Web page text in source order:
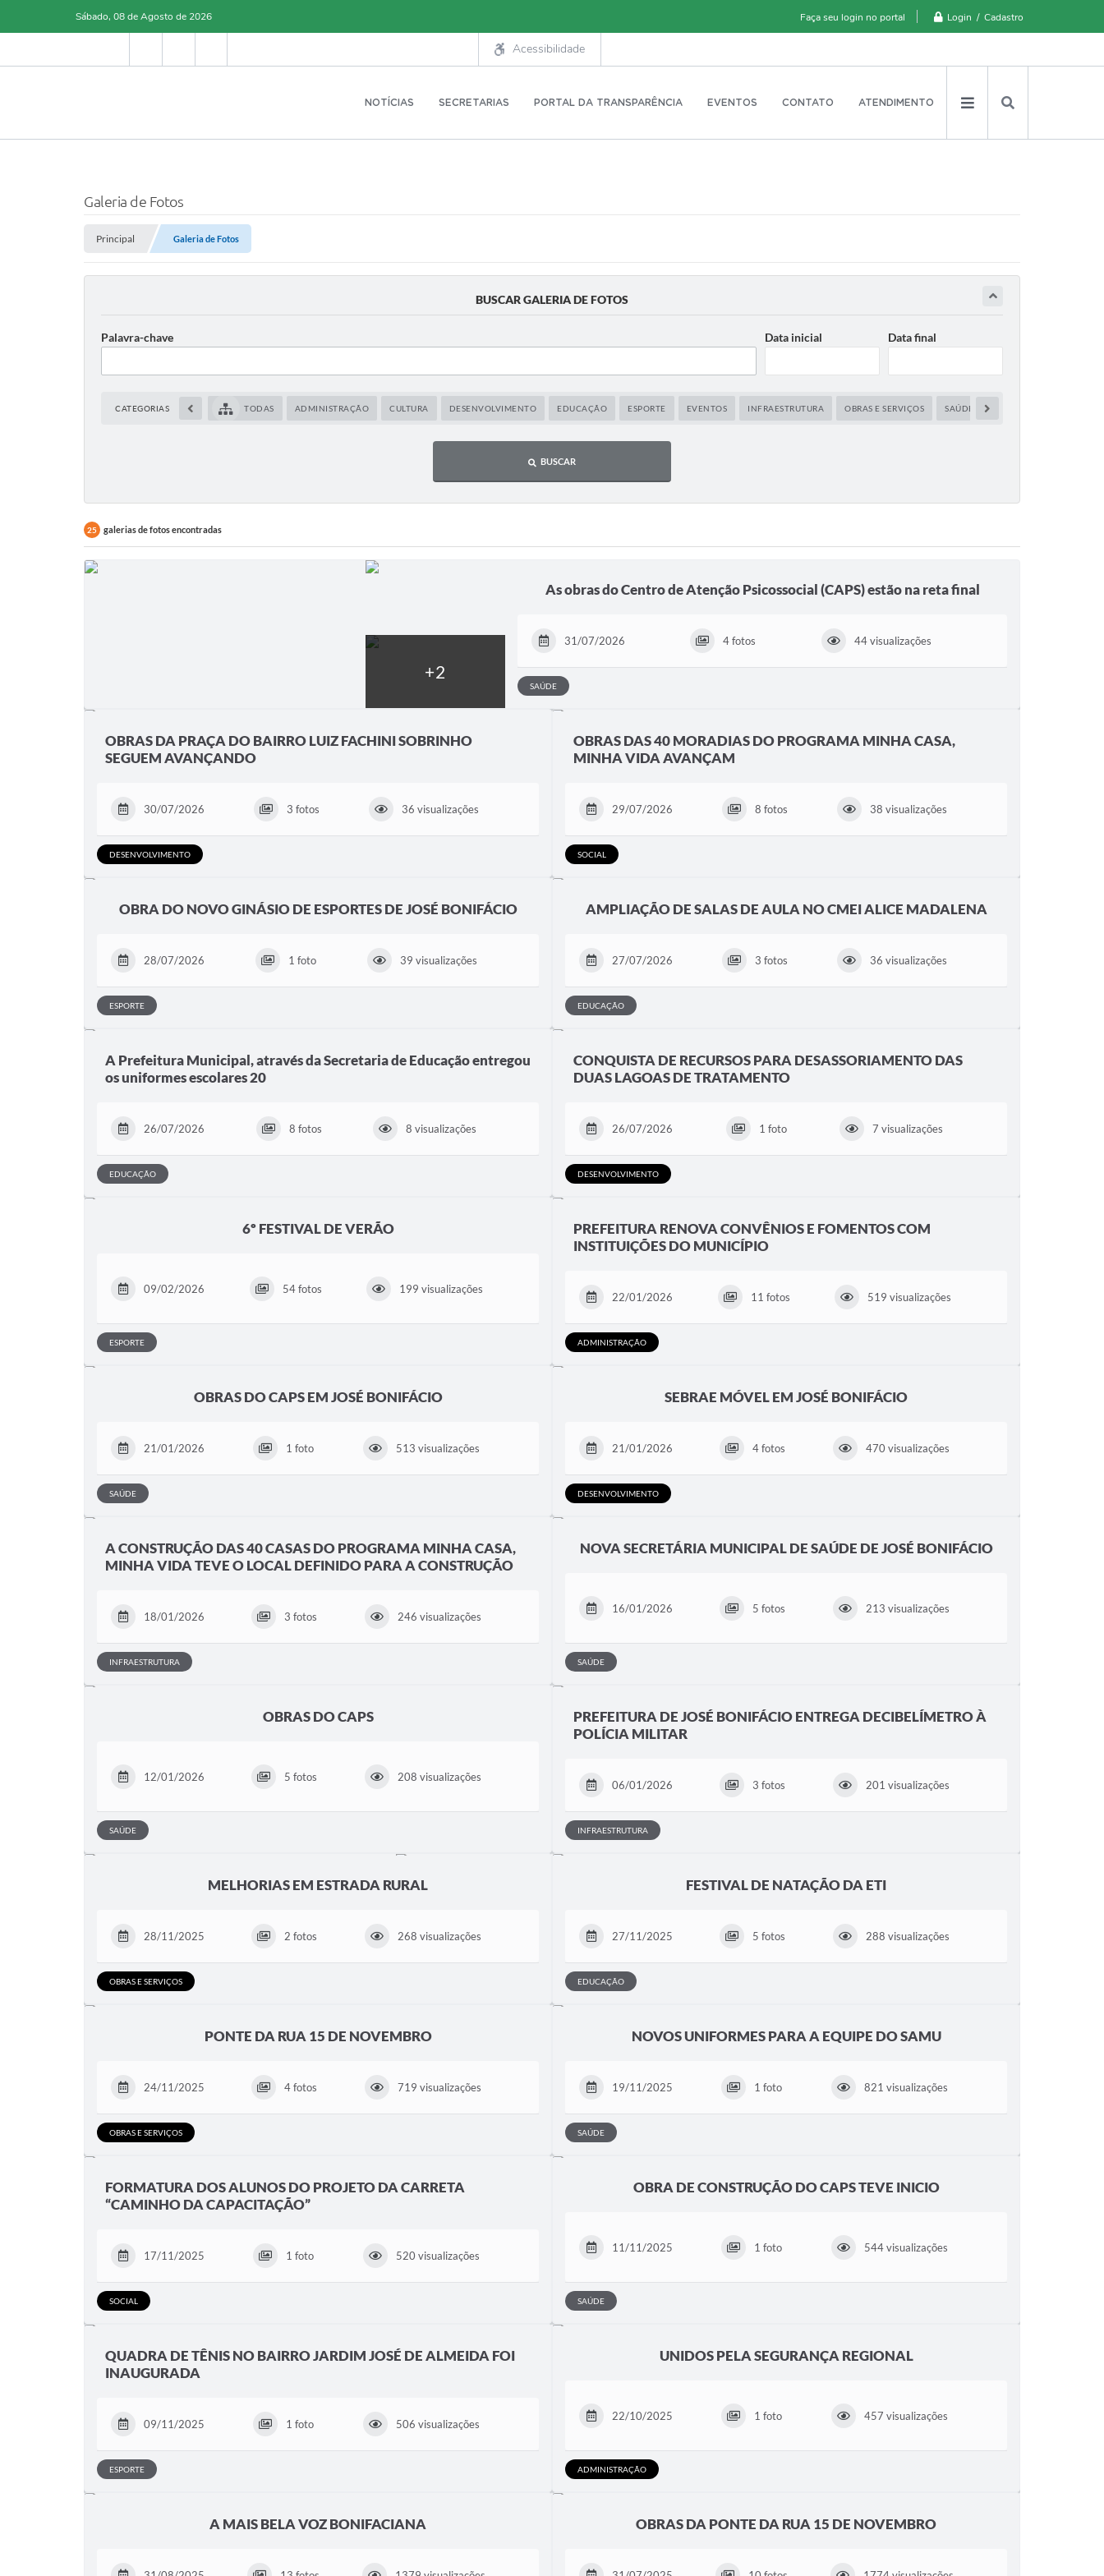
Faça seu login no portal Login / Cadastro
Sábado, 08 de Agosto de 2026
Acessibilidade
NOTÍCIAS SECRETARIAS PORTAL DA TRANSPARÊNCIA EVENTOS CONTATO ATENDIMENTO
Galeria de Fotos
Principal Galeria de Fotos
BUSCAR GALERIA DE FOTOS
Palavra-chave Data inicial Data final
CATEGORIAS TODAS ADMINISTRAÇÃO CULTURA DESENVOLVIMENTO EDUCAÇÃO ESPORTE EVENTOS INFRAESTRUTURA OBRAS E SERVIÇOS SAÚDE
BUSCAR
25 galerias de fotos encontradas
As obras do Centro de Atenção Psicossocial (CAPS) estão na reta final
31/07/2026 4 fotos 44 visualizações
SAÚDE
OBRAS DA PRAÇA DO BAIRRO LUIZ FACHINI SOBRINHO
SEGUEM AVANÇANDO
30/07/2026 3 fotos 36 visualizações
DESENVOLVIMENTO
OBRAS DAS 40 MORADIAS DO PROGRAMA MINHA CASA,
MINHA VIDA AVANÇAM
29/07/2026 8 fotos 38 visualizações
SOCIAL
OBRA DO NOVO GINÁSIO DE ESPORTES DE JOSÉ BONIFÁCIO
28/07/2026 1 foto 39 visualizações
ESPORTE
AMPLIAÇÃO DE SALAS DE AULA NO CMEI ALICE MADALENA
27/07/2026 3 fotos 36 visualizações
EDUCAÇÃO
A Prefeitura Municipal, através da Secretaria de Educação entregou
os uniformes escolares 20
26/07/2026 8 fotos 8 visualizações
EDUCAÇÃO
CONQUISTA DE RECURSOS PARA DESASSORIAMENTO DAS
DUAS LAGOAS DE TRATAMENTO
26/07/2026 1 foto 7 visualizações
DESENVOLVIMENTO
6º FESTIVAL DE VERÃO
09/02/2026 54 fotos 199 visualizações
ESPORTE
PREFEITURA RENOVA CONVÊNIOS E FOMENTOS COM
INSTITUIÇÕES DO MUNICÍPIO
22/01/2026 11 fotos 519 visualizações
ADMINISTRAÇÃO
OBRAS DO CAPS EM JOSÉ BONIFÁCIO
21/01/2026 1 foto 513 visualizações
SAÚDE
SEBRAE MÓVEL EM JOSÉ BONIFÁCIO
21/01/2026 4 fotos 470 visualizações
DESENVOLVIMENTO
A CONSTRUÇÃO DAS 40 CASAS DO PROGRAMA MINHA CASA,
MINHA VIDA TEVE O LOCAL DEFINIDO PARA A CONSTRUÇÃO
18/01/2026 3 fotos 246 visualizações
INFRAESTRUTURA
NOVA SECRETÁRIA MUNICIPAL DE SAÚDE DE JOSÉ BONIFÁCIO
16/01/2026 5 fotos 213 visualizações
SAÚDE
OBRAS DO CAPS
12/01/2026 5 fotos 208 visualizações
SAÚDE
PREFEITURA DE JOSÉ BONIFÁCIO ENTREGA DECIBELÍMETRO À
POLÍCIA MILITAR
06/01/2026 3 fotos 201 visualizações
INFRAESTRUTURA
MELHORIAS EM ESTRADA RURAL
28/11/2025 2 fotos 268 visualizações
OBRAS E SERVIÇOS
FESTIVAL DE NATAÇÃO DA ETI
27/11/2025 5 fotos 288 visualizações
EDUCAÇÃO
PONTE DA RUA 15 DE NOVEMBRO
24/11/2025 4 fotos 719 visualizações
OBRAS E SERVIÇOS
NOVOS UNIFORMES PARA A EQUIPE DO SAMU
19/11/2025 1 foto 821 visualizações
SAÚDE
FORMATURA DOS ALUNOS DO PROJETO DA CARRETA
“CAMINHO DA CAPACITAÇÃO”
17/11/2025 1 foto 520 visualizações
SOCIAL
OBRA DE CONSTRUÇÃO DO CAPS TEVE INICIO
11/11/2025 1 foto 544 visualizações
SAÚDE
QUADRA DE TÊNIS NO BAIRRO JARDIM JOSÉ DE ALMEIDA FOI
INAUGURADA
09/11/2025 1 foto 506 visualizações
ESPORTE
UNIDOS PELA SEGURANÇA REGIONAL
22/10/2025 1 foto 457 visualizações
ADMINISTRAÇÃO
A MAIS BELA VOZ BONIFACIANA OBRAS DA PONTE DA RUA 15 DE NOVEMBRO